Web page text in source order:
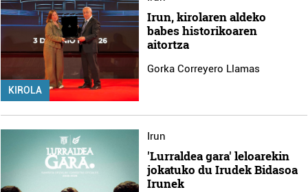
KIROLA
Irun, kirolaren aldeko
babes historikoaren
aitortza
Gorka Correyero Llamas
Irun
'Lurraldea gara' leloarekin
jokatuko du Irudek Bidasoa
Irunek